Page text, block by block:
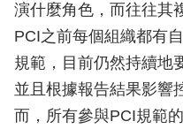
演什麼角色，而往往其
PCI之前每個組織都有
規範，目前仍然持續地
並且根據報告結果影響
而，所有參與PCI規範